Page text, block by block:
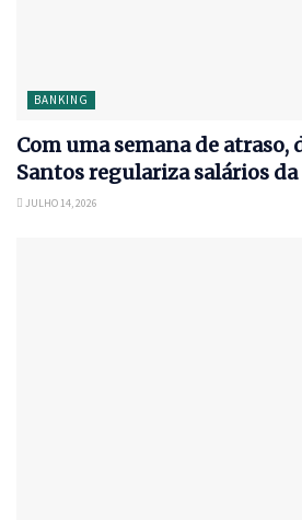
BANKING
Com uma semana de
Santos regulariza salários da
JULHO 14, 2026